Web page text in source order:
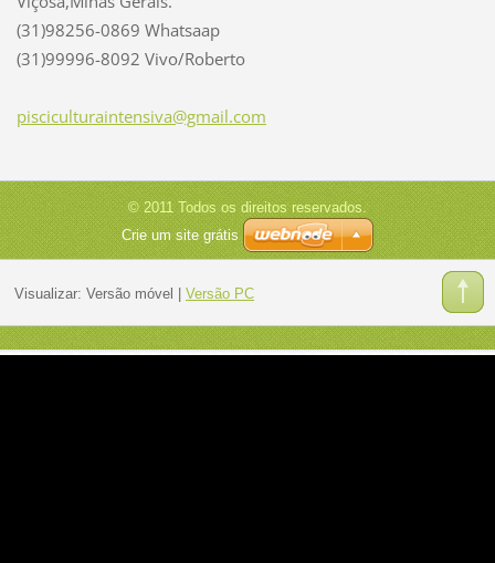
(31)98256-0869 Whatsaap
(31)99996-8092 Vivo/Roberto
pisciculturaintensiva@gmail.com
© 2011 Todos os direitos reservados.
Crie um site grátis
Visualizar: Versão móvel Versão PC